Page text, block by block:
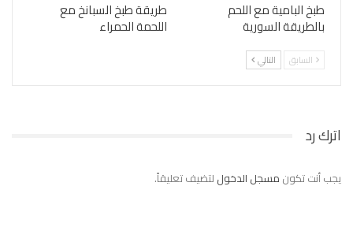
طبخ البامية مع اللحم
بالطريقة السورية
طريقة طبخ السبانخ مع
اللحمة الحمراء
السابق التالي
اترك رد
يجب أنت تكون مسجل الدخول لتضيف تعليقاً.